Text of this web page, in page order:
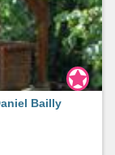
Bailly